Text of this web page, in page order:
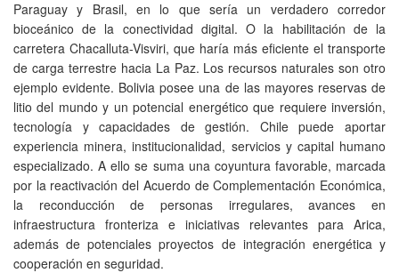
Paraguay y Brasil, en lo que sería un verdadero corredor
bioceánico de la conectividad digital. O la habilitación de la
carretera Chacalluta-Visviri, que haría más eficiente el transporte
de carga terrestre hacia La Paz. Los recursos naturales son otro
ejemplo evidente. Bolivia posee una de las mayores reservas de
litio del mundo y un potencial energético que requiere inversión,
tecnología y capacidades de gestión. Chile puede aportar
experiencia minera, institucionalidad, servicios y capital humano
especializado. A ello se suma una coyuntura favorable, marcada
por la reactivación del Acuerdo de Complementación Económica,
la reconducción de personas irregulares, avances en
infraestructura fronteriza e iniciativas relevantes para Arica,
además de potenciales proyectos de integración energética y
cooperación en seguridad.